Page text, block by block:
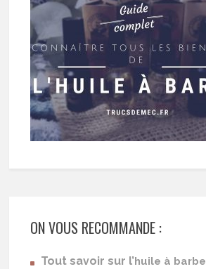
ON VOUS RECOMMANDE :
Tout savoir sur l’ huile à barbe